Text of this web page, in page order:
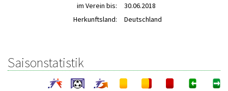
im Verein bis:
30.06.2018
Herkunftsland:
Deutschland
Saisonstatistik